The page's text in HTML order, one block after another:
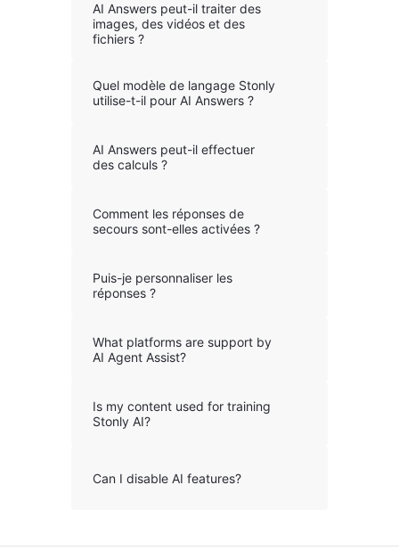
AI Answers peut-il traiter des
images, des vidéos et des
fichiers ?
Quel modèle de langage Stonly
utilise-t-il pour AI Answers ?
AI Answers peut-il effectuer
des calculs ?
Comment les réponses de
secours sont-elles activées ?
Puis-je personnaliser les
réponses ?
What platforms are support by
AI Agent Assist?
Is my content used for training
Stonly AI?
Can I disable AI features?